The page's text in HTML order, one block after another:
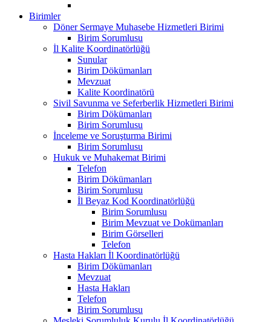
Birimler
Döner Sermaye Muhasebe Hizmetleri Birimi
Birim Sorumlusu
İl Kalite Koordinatörlüğü
Sunular
Birim Dökümanları
Mevzuat
Kalite Koordinatörü
Sivil Savunma ve Seferberlik Hizmetleri Birimi
Birim Dökümanları
Birim Sorumlusu
İnceleme ve Soruşturma Birimi
Birim Sorumlusu
Hukuk ve Muhakemat Birimi
Telefon
Birim Dökümanları
Birim Sorumlusu
İl Beyaz Kod Koordinatörlüğü
Birim Sorumlusu
Birim Mevzuat ve Dokümanları
Birim Görselleri
Telefon
Hasta Hakları İl Koordinatörlüğü
Birim Dökümanları
Mevzuat
Hasta Hakları
Telefon
Birim Sorumlusu